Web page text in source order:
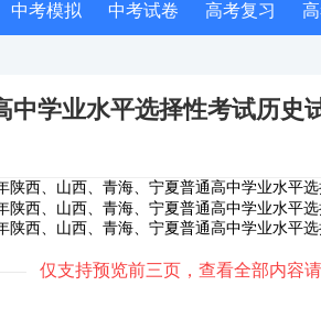
中考模拟 中考试卷 高考复习
学业水平选择性考试历史
仅支持预览前三页，查看全部内容